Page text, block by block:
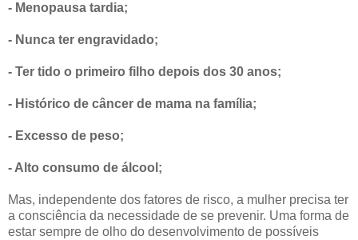
- Menopausa tardia;
- Nunca ter engravidado;
- Ter tido o primeiro filho depois dos 30 anos;
- Histórico de câncer de mama na família;
- Excesso de peso;
- Alto consumo de álcool;
Mas, independente dos fatores de risco, a mulher precisa ter
a consciência da necessidade de se prevenir. Uma forma de
estar sempre de olho do desenvolvimento de possíveis